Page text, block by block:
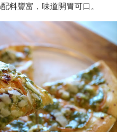
料豐富，味道開胃可口。